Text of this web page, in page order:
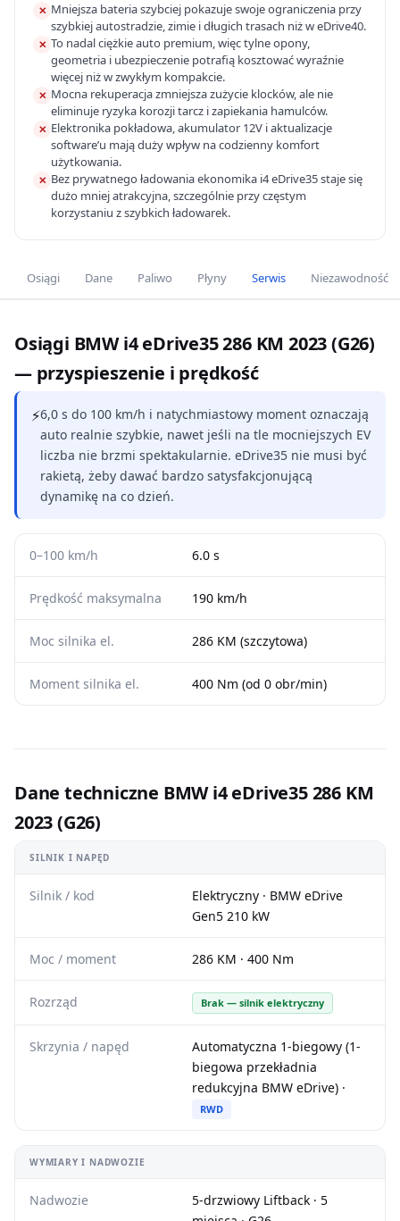
✕ Mniejsza bateria szybciej pokazuje swoje ograniczenia przy
szybkiej autostradzie, zimie i długich trasach niż w eDrive40.
✕ To nadal ciężkie auto premium, więc tylne opony,
geometria i ubezpieczenie potrafią kosztować wyraźnie
więcej niż w zwykłym kompakcie.
✕ Mocna rekuperacja zmniejsza zużycie klocków, ale nie
eliminuje ryzyka korozji tarcz i zapiekania hamulców.
✕ Elektronika pokładowa, akumulator 12V i aktualizacje
software’u mają duży wpływ na codzienny komfort
użytkowania.
✕ Bez prywatnego ładowania ekonomika i4 eDrive35 staje się
dużo mniej atrakcyjna, szczególnie przy częstym
korzystaniu z szybkich ładowarek.
Osiągi Dane Paliwo Płyny Serwis Niezawodność
Osiągi BMW i4 eDrive35 286 KM 2023 (G26)
— przyspieszenie i prędkość
⚡6,0 s do 100 km/h i natychmiastowy moment oznaczają
auto realnie szybkie, nawet jeśli na tle mocniejszych EV
liczba nie brzmi spektakularnie. eDrive35 nie musi być
rakietą, żeby dawać bardzo satysfakcjonującą
dynamikę na co dzień.
0–100 km/h 6.0 s
Prędkość maksymalna 190 km/h
Moc silnika el. 286 KM (szczytowa)
Moment silnika el. 400 Nm (od 0 obr/min)
Dane techniczne BMW i4 eDrive35 286 KM
2023 (G26)
SILNIK I NAPĘD
Silnik / kod
Elektryczny · BMW eDrive
Gen5 210 kW
Moc / moment 286 KM · 400 Nm
Rozrząd Brak — silnik elektryczny
Skrzynia / napęd
Automatyczna 1-biegowy (1-
biegowa przekładnia
redukcyjna BMW eDrive) ·
RWD
WYMIARY I NADWOZIE
Nadwozie
5-drzwiowy Liftback · 5